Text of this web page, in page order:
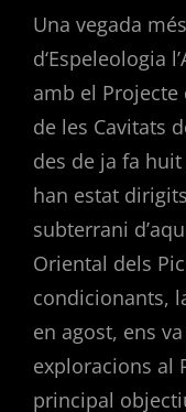
Una vegada
d‘Espeleologia
amb el Projecte
de les Cavitats
des de ja fa
han estat
subterrani
Oriental dels
condicionants,
en agost, ens
exploracions al
principal